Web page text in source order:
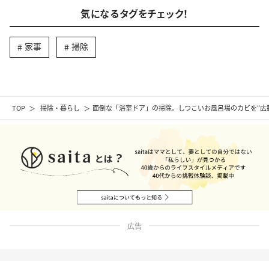
TOP 掃除・暮らし 面倒な「浴室ドア」の掃除。しつこいお風呂場のカビを“
気になるタグをチェック！
家事 掃除
広告